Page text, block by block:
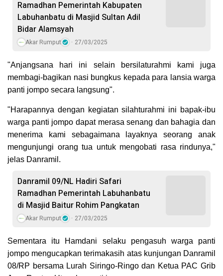
Ramadhan Pemerintah Kabupaten
Labuhanbatu di Masjid Sultan Adil
Bidar Alamsyah
Akar Rumput 27/03/2025
"Anjangsana hari ini selain bersilaturahmi kami juga
membagi-bagikan nasi bungkus kepada para lansia warga
panti jompo secara langsung".
"Harapannya dengan kegiatan silahturahmi ini bapak-ibu
warga panti jompo dapat merasa senang dan bahagia dan
menerima kami sebagaimana layaknya seorang anak
mengunjungi orang tua untuk mengobati rasa rindunya,"
jelas Danramil.
Danramil 09/NL Hadiri Safari
Ramadhan Pemerintah Labuhanbatu
di Masjid Baitur Rohim Pangkatan
Akar Rumput 27/03/2025
Sementara itu Hamdani selaku pengasuh warga panti
jompo mengucapkan terimakasih atas kunjungan Danramil
08/RP bersama Lurah Siringo-Ringo dan Ketua PAC Grib